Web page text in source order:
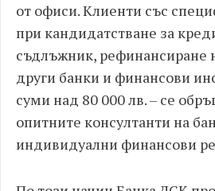
от офиси. Клиенти със
при кандидатстване за
съдлъжник, рефинансиране
други банки и финансови
суми над 80 000 лв. – се
опитните консултанти на
индивидуални финансови